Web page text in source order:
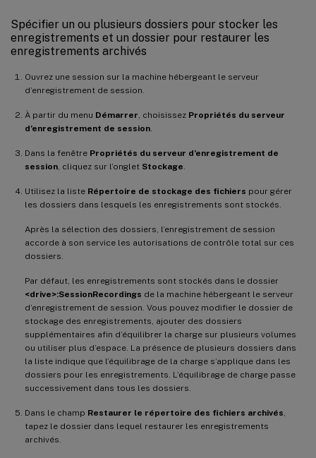
Spécifier un ou plusieurs dossiers pour stocker les
enregistrements et un dossier pour restaurer les
enregistrements archivés
Ouvrez une session sur la machine hébergeant le serveur
d’enregistrement de session.
À partir du menu Démarrer , choisissez Propriétés du serveur
d’enregistrement de session
Dans la fenêtre Propriétés du serveur d’enregistrement de
session , cliquez sur l’onglet Stockage
Utilisez la liste Répertoire de stockage des fichiers pour gérer
les dossiers dans lesquels les enregistrements sont stockés.
Après la sélection des dossiers, l’enregistrement de session
accorde à son service les autorisations de contrôle total sur ces
dossiers.
Par défaut, les enregistrements sont stockés dans le dossier
<drive>:SessionRecordings de la machine hébergeant le serveur
d’enregistrement de session. Vous pouvez modifier le dossier de
stockage des enregistrements, ajouter des dossiers
supplémentaires afin d’équilibrer la charge sur plusieurs volumes
ou utiliser plus d’espace. La présence de plusieurs dossiers dans
la liste indique que l’équilibrage de la charge s’applique dans les
dossiers pour les enregistrements. L’équilibrage de charge passe
successivement dans tous les dossiers.
Dans le champ Restaurer le répertoire des fichiers archivés
tapez le dossier dans lequel restaurer les enregistrements
archivés.